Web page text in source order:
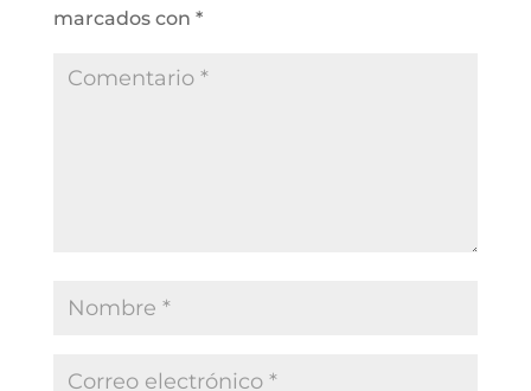
marcados con *